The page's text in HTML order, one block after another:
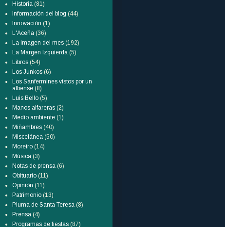
Historia (81)
Información del blog (44)
Innovación (1)
L'Aceña (36)
La imagen del mes (192)
La Margen Izquierda (5)
Libros (54)
Los Junkos (6)
Los Sanfermines vistos por un
albense (8)
Luis Bello (5)
Manos alfareras (2)
Medio ambiente (1)
Miñambres (40)
Miscelánea (50)
Moreiro (14)
Música (3)
Notas de prensa (6)
Obituario (11)
Opinión (11)
Patrimonio (13)
Pluma de Santa Teresa (8)
Prensa (4)
Programas de fiestas (87)